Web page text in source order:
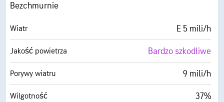
Bezchmurnie
Wiatr E 5 mili/h
Jakość powietrza Bardzo szkodliwe
Porywy wiatru 9 mili/h
Wilgotność 37%